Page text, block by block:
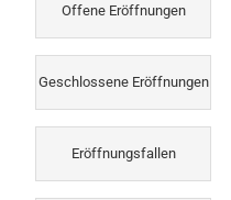
Offene Eröffnungen
Geschlossene Eröffnungen
Eröffnungsfallen